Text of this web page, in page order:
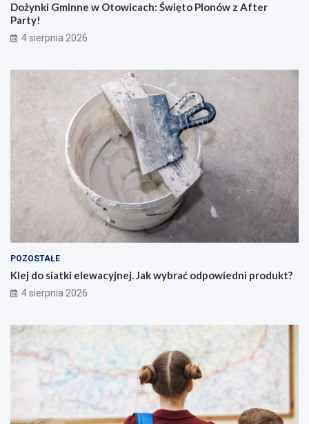
Dożynki Gminne w Otowicach: Święto Plonów z After
Party!
4 sierpnia 2026
POZOSTAŁE
Klej do siatki elewacyjnej. Jak wybrać odpowiedni produkt?
4 sierpnia 2026